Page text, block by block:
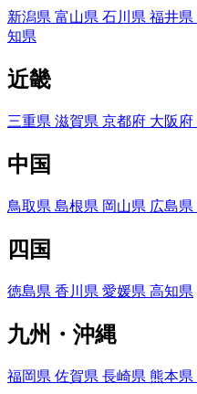
新潟県 富山県 石川県 福井県
知県
近畿
三重県 滋賀県 京都府 大阪府
中国
鳥取県 島根県 岡山県 広島県
四国
徳島県 香川県 愛媛県 高知県
九州・沖縄
福岡県 佐賀県 長崎県 熊本県